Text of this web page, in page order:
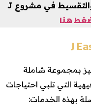
لمعرفة المزيد عن أنظمة السداد والتقسيط في مشروع J
هنا
بمجموعة شاملة
التي تلبي احتياجات
بهذه الخدمات: